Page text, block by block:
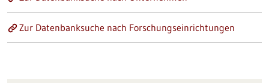
Zur Datenbanksuche nach Forschungseinrichtungen